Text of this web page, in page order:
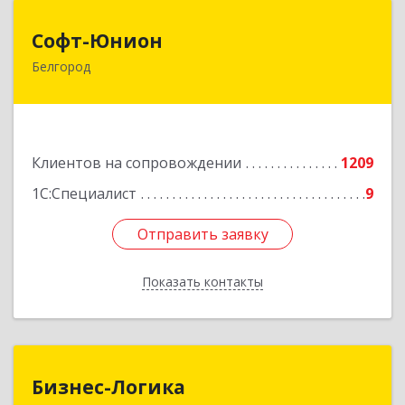
Софт-Юнион
Белгород
Клиентов на сопровождении
1209
1С:Специалист
9
Отправить заявку
Показать контакты
308014, Белгородская обл, Белгород г, Садовая
Отправить заявку
Назад
Бизнес-Логика